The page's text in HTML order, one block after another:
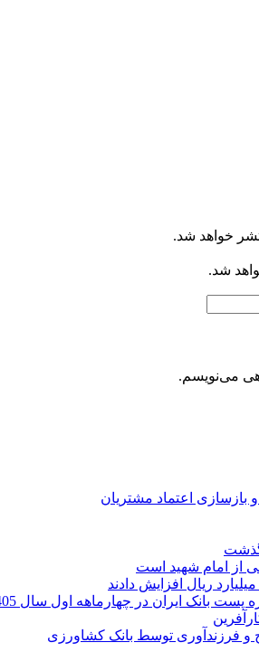
خواهد شد.
شد.
می‌نویسم.
و بازسازی اعتماد مشتریان
از امام شهید است